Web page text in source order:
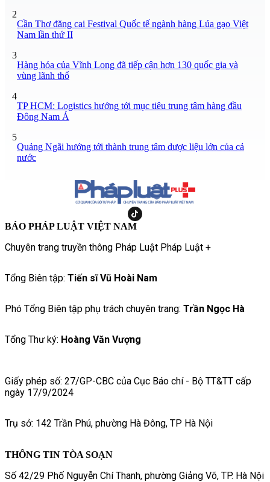
2
Cần Thơ đăng cai Festival Quốc tế ngành hàng Lúa gạo Việt
Nam lần thứ II
3
Hàng hóa của Vĩnh Long đã tiếp cận hơn 130 quốc gia và
vùng lãnh thổ
4
TP HCM: Logistics hướng tới mục tiêu trung tâm hàng đầu
Đông Nam Á
5
Quảng Ngãi hướng tới thành trung tâm dược liệu lớn của cả
nước
BÁO PHÁP LUẬT VIỆT NAM
Chuyên trang truyền thông Pháp Luật Pháp Luật +
Tổng Biên tập: Tiến sĩ Vũ Hoài Nam
Phó Tổng Biên tập phụ trách chuyên trang: Trần Ngọc Hà
Tổng Thư ký: Hoàng Văn Vượng
Giấy phép số: 27/GP-CBC của Cục Báo chí - Bộ TT&TT cấp
ngày 17/9/2024
Trụ sở: 142 Trần Phú, phường Hà Đông, TP Hà Nội
THÔNG TIN TÒA SOẠN
Số 42/29 Phố Nguyễn Chí Thanh, phường Giảng Võ, TP. Hà Nội